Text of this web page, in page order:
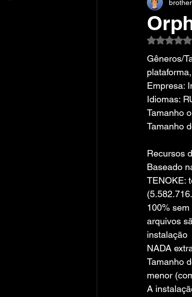
Emuladores
Gêneros/
Empresa:
Idiomas:
Tamanho
Tamanho
Recursos
Baseado
TENOKE:
100%
arquivos
instalação
NADA
Tamanho
menor
A